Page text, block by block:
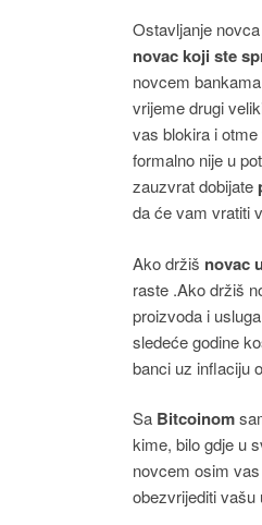
Ostavljanje
novac koji ste
novcem
vrijeme drugi
vas blokira i
formalno nije u
zauzvrat dobijate
da će vam vratiti
Ako držiš novac
raste .Ako držiš
proizvoda i
sledeće godine
banci uz inflaciju
Sa Bitcoinom
kime, bilo gdje u
novcem osim
obezvrijediti